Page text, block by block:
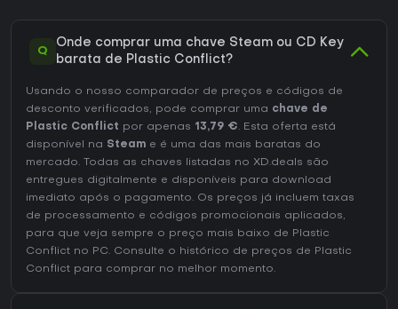
Q
Onde comprar uma chave Steam ou CD Key
barata de Plastic Conflict?
Usando o nosso comparador de preços e códigos de
desconto verificados, pode comprar uma chave de
Plastic Conflict por apenas 13,79 €. Esta oferta está
disponível na Steam e é uma das mais baratas do
mercado. Todas as chaves listadas no XD.deals são
entregues digitalmente e disponíveis para download
imediato após o pagamento. Os preços já incluem taxas
de processamento e códigos promocionais aplicados,
para que veja sempre o preço mais baixo de Plastic
Conflict no PC. Consulte o histórico de preços de Plastic
Conflict para comprar no melhor momento.